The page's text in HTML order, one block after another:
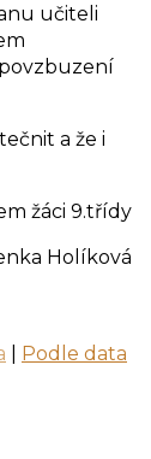
učiteli
a že i
žáci 9.třídy
Holíková
Podle data